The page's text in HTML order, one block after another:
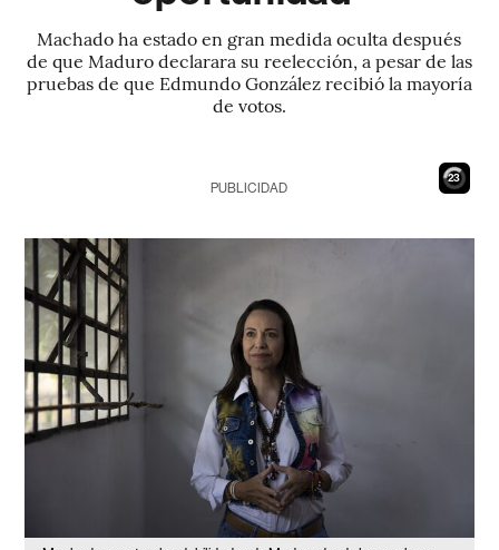
Machado ha estado en gran medida oculta después
de que Maduro declarara su reelección, a pesar de las
pruebas de que Edmundo González recibió la mayoría
de votos.
21
PUBLICIDAD